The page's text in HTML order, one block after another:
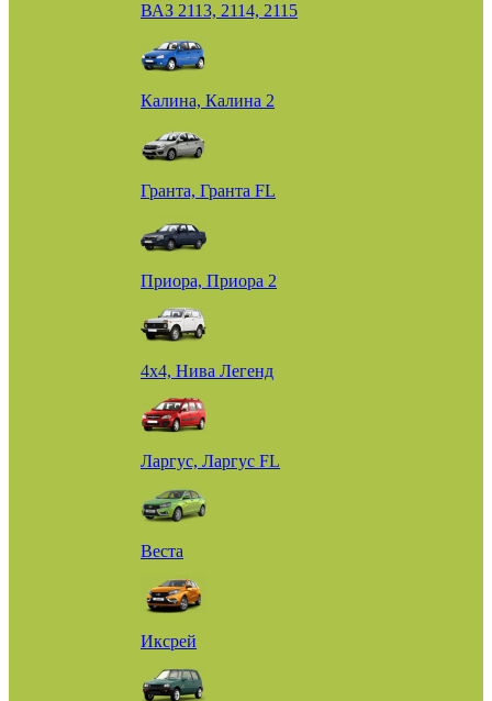
ВАЗ 2113, 2114, 2115
Калина, Калина 2
Гранта, Гранта FL
Приора, Приора 2
4х4, Нива Легенд
Ларгус, Ларгус FL
Веста
Иксрей